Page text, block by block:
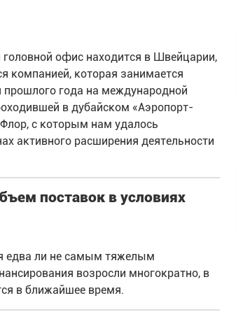
офис находится в Швейцарии,
компанией, которая занимается
года на международной
в дубайском «Аэропорт-
с которым нам удалось
активного расширения деятельности
поставок в условиях
едва ли не самым тяжелым
возросли многократно, в
в ближайшее время.